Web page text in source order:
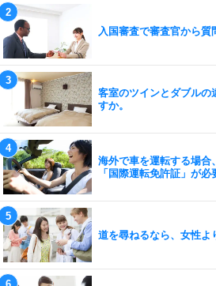
入国審査で審査官から質
客室のツインとダブルの
すか。
海外で車を運転する場合
「国際運転免許証」が必
道を尋ねるなら、女性よ